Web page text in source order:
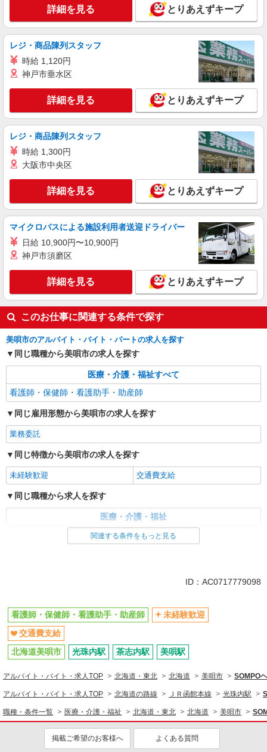
詳細を見る とりあえずキープ
レジ・商品陳列スタッフ
時給 1,120円
神戸市垂水区
詳細を見る とりあえずキープ
レジ・商品陳列スタッフ
時給 1,300円
大阪市中央区
詳細を見る とりあえずキープ
マイクロバスによる施設利用者送迎ドライバー
日給 10,900円〜10,900円
神戸市須磨区
詳細を見る とりあえずキープ
このお仕事に関連する条件で探す
美唄市のアルバイト・バイト・パートの求人を探す
同じ職種から美唄市の求人を探す
医療・介護・福祉すべて
看護師・保健師・看護助手・助産師
同じ雇用形態から美唄市の求人を探す
業務委託
同じ特徴から美唄市の求人を探す
未経験歓迎 交通費支給
同じ職種から求人を探す
医療・介護・福祉
看護師・保健師・看護助手・助産師
関連する条件をもっと見る
ID：AC0717779098
看護師・保健師・看護助手・助産師
未経験歓迎
交通費支給
北海道美唄市
光珠内駅 茶志内駅 美唄駅
アルバイト・バイト・求人TOP 北海道・東北 北海道 美唄市 SOMPO
アルバイト・バイト・求人TOP 北海道の路線 ＪＲ函館本線 光珠内駅
職種・条件一覧 医療・介護・福祉 北海道・東北 北海道 美唄市
掲載ご希望のお客様へ よくある質問